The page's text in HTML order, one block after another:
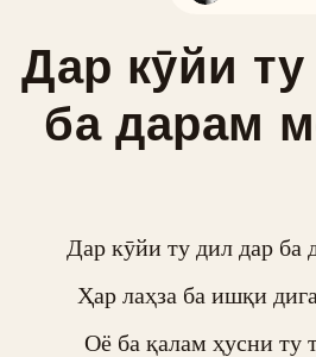
Дар кӯйи
ба дарам
Дар кӯйи ту дил дар ба
Ҳар лаҳза ба ишқи
Оё ба қалам ҳусни ту